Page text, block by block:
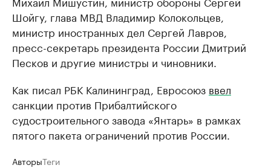
Шойгу, глава МВД Владимир Колокольцев,
министр иностранных дел Сергей Лавров,
пресс-секретарь президента России Дмитрий
Песков и другие министры и чиновники.
Как писал РБК Калининград, Евросоюз ввел
санкции против Прибалтийского
судостроительного завода «Янтарь» в рамках
пятого пакета ограничений против России.
АвторыТеги